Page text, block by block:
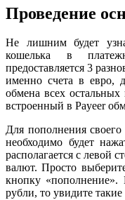
Проведение
Не лишним будет
кошелька в
предоставляется 3
именно счета в евро,
обмена всех
встроенный в Payeer
Для пополнения своего
необходимо будет
располагается с левой
валют. Просто
кнопку
рубли, то увидите